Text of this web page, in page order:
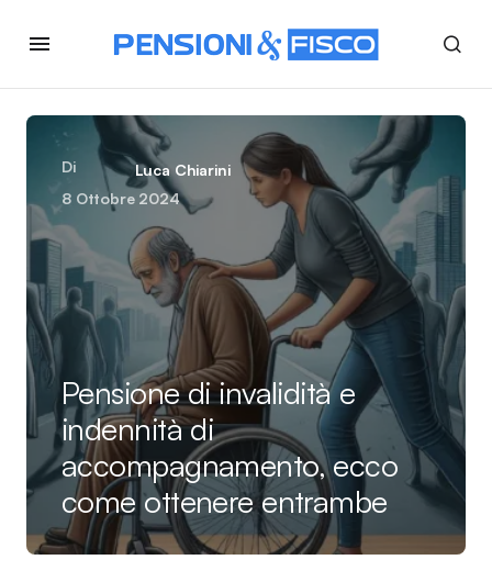
Di
Luca Chiarini
8 Ottobre 2024
Pensione di invalidità e
indennità di
accompagnamento, ecco
come ottenere entrambe